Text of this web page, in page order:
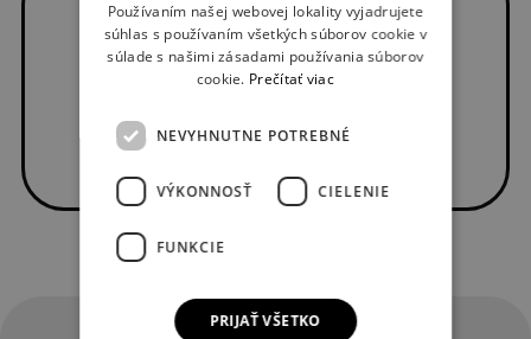
Používaním našej webovej lokality vyjadrujete
súhlas s používaním všetkých súborov cookie v
súlade s našimi zásadami používania súborov
cookie. Prečítať viac
NEVYHNUTNE POTREBNÉ
VÝKONNOSŤ CIELENIE
FUNKCIE
PRIJAŤ VŠETKO